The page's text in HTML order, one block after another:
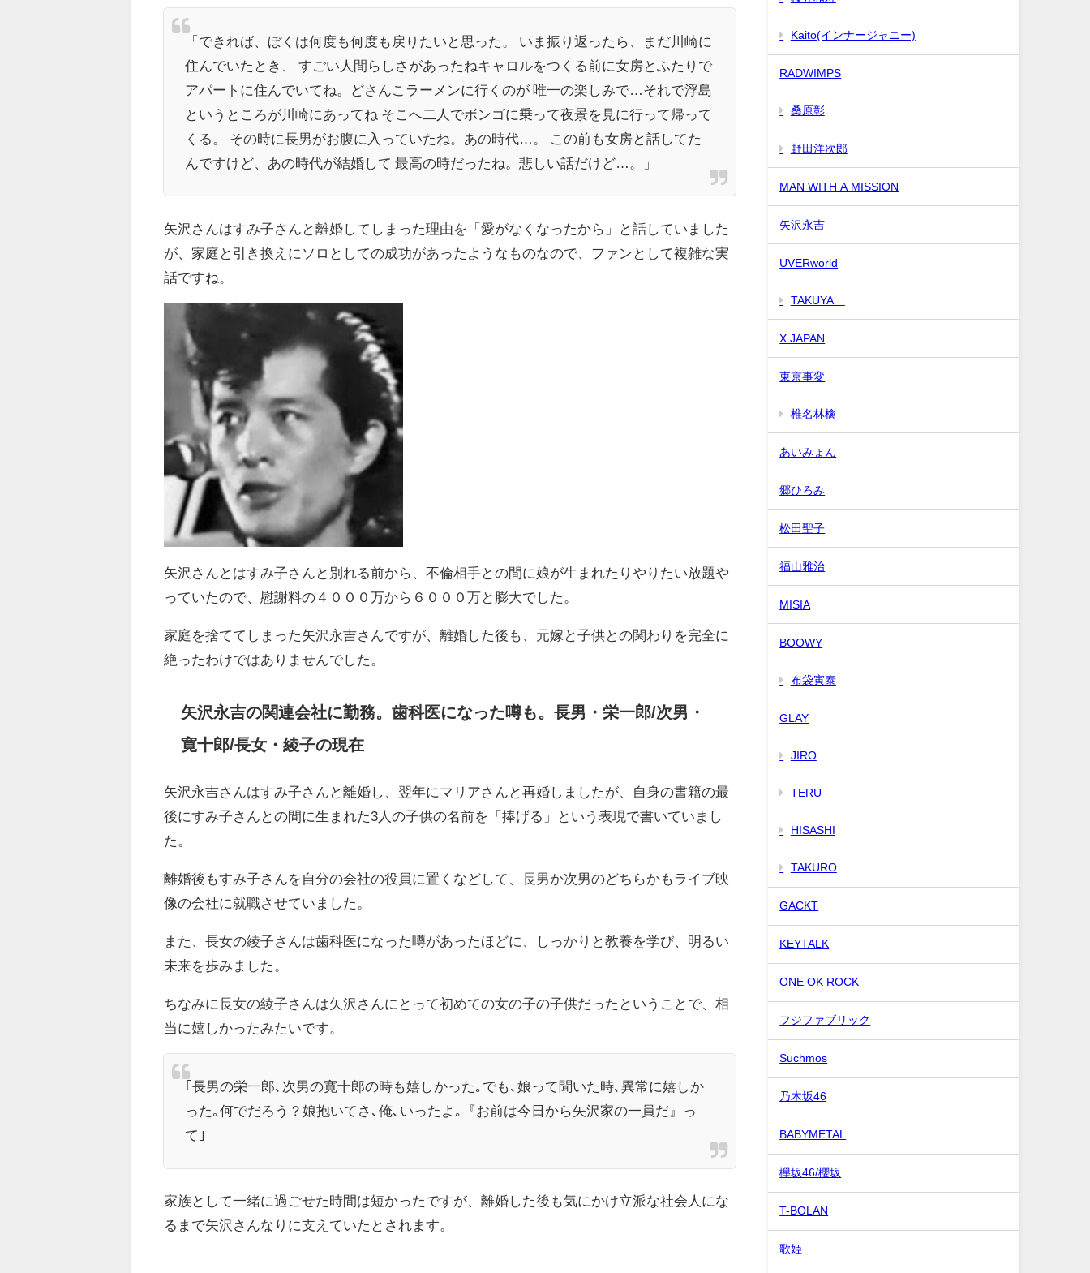
「できれば、ぼくは何度も何度も戻りたいと思った。 いま振り返ったら、まだ川崎に
住んでいたとき、 すごい人間らしさがあったねキャロルをつくる前に女房とふたりで
アパートに住んでいてね。どさんこラーメンに行くのが 唯一の楽しみで…それで浮島
というところが川崎にあってね そこへ二人でボンゴに乗って夜景を見に行って帰って
くる。 その時に長男がお腹に入っていたね。あの時代…。 この前も女房と話してた
んですけど、あの時代が結婚して 最高の時だったね。悲しい話だけど…。」
矢沢さんはすみ子さんと離婚してしまった理由を「愛がなくなったから」と話していました
が、家庭と引き換えにソロとしての成功があったようなものなので、ファンとして複雑な実
話ですね。
矢沢さんとはすみ子さんと別れる前から、不倫相手との間に娘が生まれたりやりたい放題や
っていたので、慰謝料の４０００万から６０００万と膨大でした。
家庭を捨ててしまった矢沢永吉さんですが、離婚した後も、元嫁と子供との関わりを完全に
絶ったわけではありませんでした。
矢沢永吉の関連会社に勤務。歯科医になった噂も。 長男・栄一郎/次男・
寛十郎/長女・綾子の現在
矢沢永吉さんはすみ子さんと離婚し、翌年にマリアさんと再婚しましたが、自身の書籍の最
後にすみ子さんとの間に生まれた3人の子供の名前を「捧げる」という表現で書いていまし
た。
離婚後もすみ子さんを自分の会社の役員に置くなどして、長男か次男のどちらかもライブ映
像の会社に就職させていました。
また、長女の綾子さんは歯科医になった噂があったほどに、しっかりと教養を学び、明るい
未来を歩みました。
ちなみに長女の綾子さんは矢沢さんにとって初めての女の子の子供だったということで、相
当に嬉しかったみたいです。
｢長男の栄一郎､次男の寛十郎の時も嬉しかった｡でも､娘って聞いた時､異常に嬉しか
った｡何でだろう？娘抱いてさ､俺､いったよ｡『お前は今日から矢沢家の一員だ』っ
て｣
家族として一緒に過ごせた時間は短かったですが、離婚した後も気にかけ立派な社会人にな
るまで矢沢さんなりに支えていたとされます。
Kaito(インナージャニー)
RADWIMPS
桑原彰
野田洋次郎
MAN WITH A MISSION
矢沢永吉
UVERworld
TAKUYA∞
X JAPAN
東京事変
椎名林檎
あいみょん
郷ひろみ
松田聖子
福山雅治
MISIA
BOOWY
布袋寅泰
GLAY
JIRO
TERU
HISASHI
TAKURO
GACKT
KEYTALK
ONE OK ROCK
フジファブリック
Suchmos
乃木坂46
BABYMETAL
欅坂46/櫻坂
T-BOLAN
歌姫